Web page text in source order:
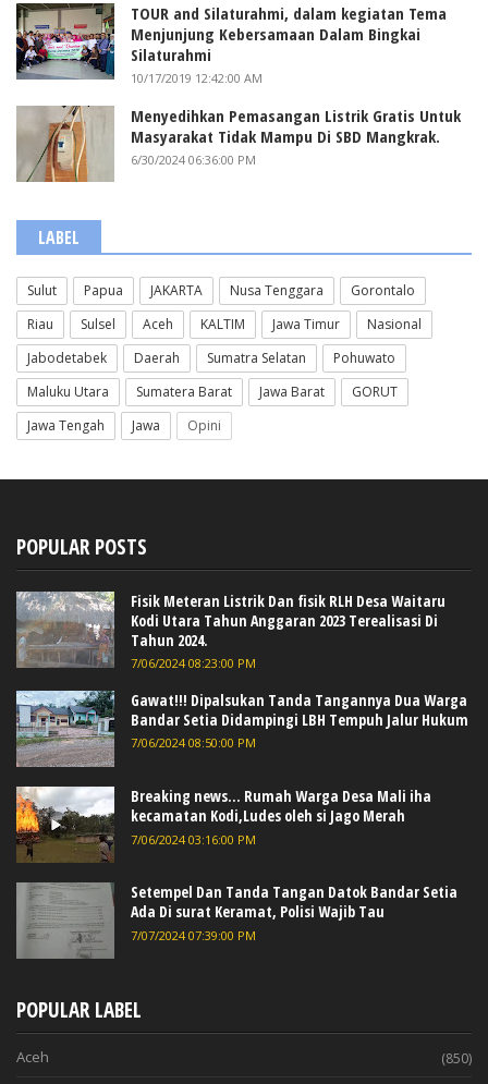
TOUR and Silaturahmi, dalam kegiatan Tema
Menjunjung Kebersamaan Dalam Bingkai
Silaturahmi
10/17/2019 12:42:00 AM
Menyedihkan Pemasangan Listrik Gratis Untuk
Masyarakat Tidak Mampu Di SBD Mangkrak.
6/30/2024 06:36:00 PM
LABEL
Sulut Papua JAKARTA Nusa Tenggara
Gorontalo
Riau
Sulsel Aceh KALTIM Jawa Timur
Nasional
Jabodetabek
Daerah Sumatra Selatan
Pohuwato
Maluku Utara
Sumatera Barat Jawa Barat
GORUT
Jawa Tengah
Jawa Opini
POPULAR POSTS
Fisik Meteran Listrik Dan fisik RLH Desa Waitaru
Kodi Utara Tahun Anggaran 2023 Terealisasi Di
Tahun 2024.
7/06/2024 08:23:00 PM
Gawat!!! Dipalsukan Tanda Tangannya Dua Warga
Bandar Setia Didampingi LBH Tempuh Jalur Hukum
7/06/2024 08:50:00 PM
Breaking news... Rumah Warga Desa Mali iha
kecamatan Kodi,Ludes oleh si Jago Merah
7/06/2024 03:16:00 PM
Setempel Dan Tanda Tangan Datok Bandar Setia
Ada Di surat Keramat, Polisi Wajib Tau
7/07/2024 07:39:00 PM
POPULAR LABEL
Aceh (850)